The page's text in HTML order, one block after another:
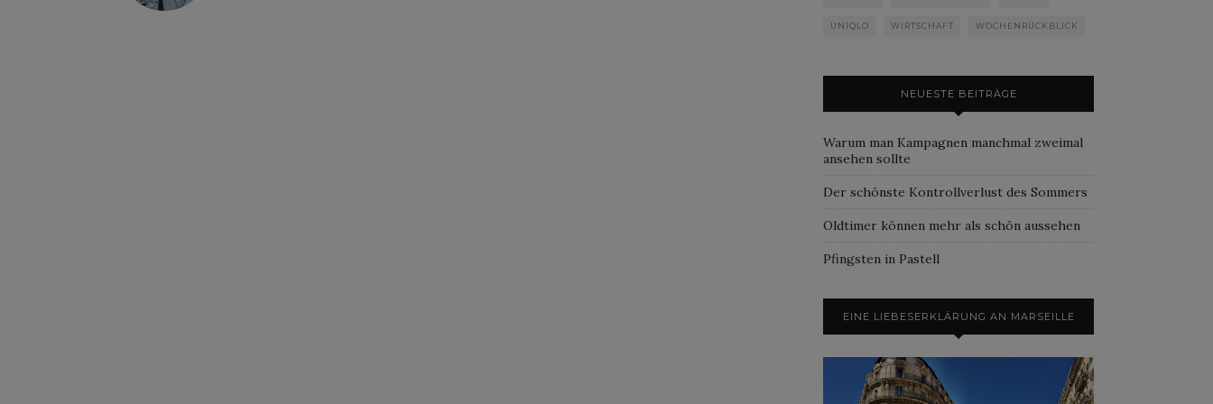
UNIQLO WIRTSCHAFT WOCHENRÜCKBLICK
NEUESTE BEITRÄGE
Warum man Kampagnen manchmal zweimal
ansehen sollte
Der schönste Kontrollverlust des Sommers
Oldtimer können mehr als schön aussehen
Pfingsten in Pastell
EINE LIEBESERKLÄRUNG AN MARSEILLE